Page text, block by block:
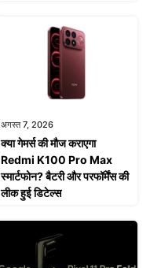
अगस्त 7, 2026
क्या गेमर्स की मौज कराएगा
Redmi K100 Pro Max
स्मार्टफोन? बैटरी और परफॉर्मेंस की
लीक हुई डिटेल्स